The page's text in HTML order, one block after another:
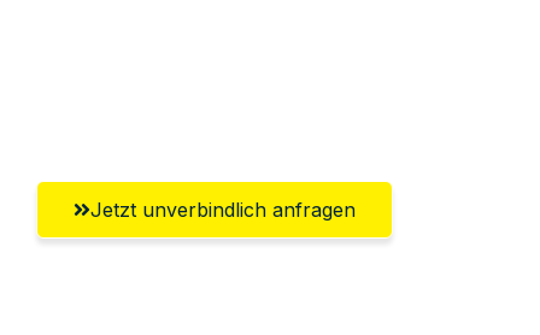
Jetzt unverbindlich anfragen